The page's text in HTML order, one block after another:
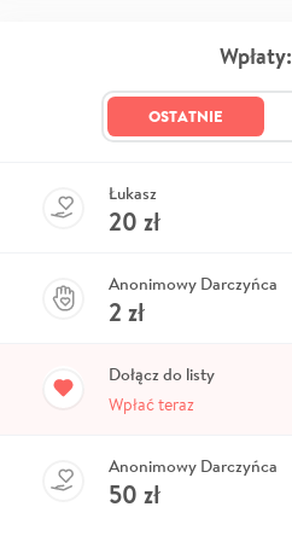
Wpłaty:
OSTATNIE
Łukasz
20 zł
Anonimowy Darczyńca
2 zł
Dołącz do listy
Wpłać teraz
Anonimowy Darczyńca
50 zł